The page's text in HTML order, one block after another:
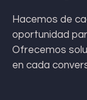
Hacemos de
oportunidad
Ofrecemos
en cada